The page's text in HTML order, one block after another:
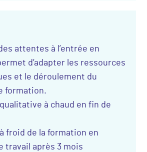
attentes à l’entrée en
d’adapter les ressources
et le déroulement du
formation.
à chaud en fin de
froid de la formation en
travail après 3 mois